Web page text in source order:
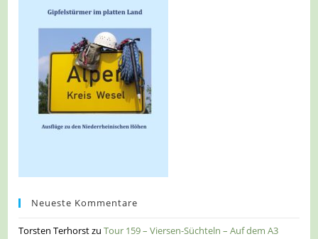
Neueste Kommentare
Torsten TerhorstzuTour 159 – Viersen-Süchteln – Auf dem A3